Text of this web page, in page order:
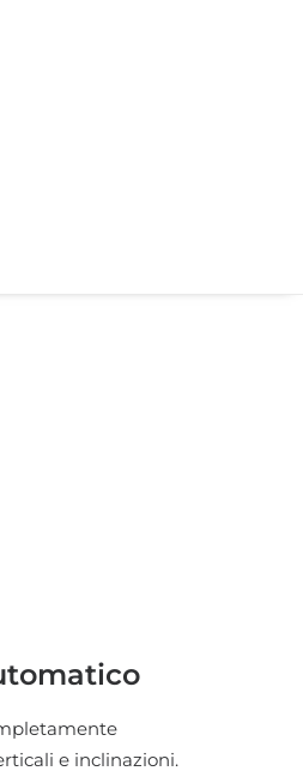
e inclinazioni.